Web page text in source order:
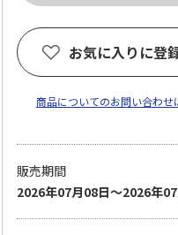
お気に入りに登
商品についてのお問い合わせ
販売期間
2026年07月08日～2026年